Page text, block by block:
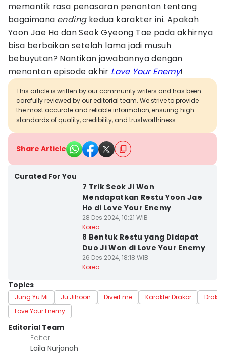
memantik rasa penasaran penonton tentang
bagaimana endingkedua karakter ini. Apakah
Yoon Jae Ho dan Seok Gyeong Tae pada akhirnya
bisa berbaikan setelah lama jadi musuh
bebuyutan? Nantikan jawabannya dengan
menonton episode akhir Love Your Enemy!
This article is written by our community writers and has been
carefully reviewed by our editorial team. We strive to provide
the most accurate and reliable information, ensuring high
standards of quality, credibility, and trustworthiness.
Share Article
Curated For You
7 Trik Seok Ji Won
Mendapatkan Restu Yoon Jae
Ho di Love Your Enemy
28 Des 2024, 10:21 WIB
Korea
8 Bentuk Restu yang Didapat
Duo Ji Won di Love Your Enemy
26 Des 2024, 18:18 WIB
Korea
Topics
Jung Yu Mi Ju Jihoon Divert me Karakter Drakor
Love Your Enemy
Editorial Team
Editor
Laila Nurjanah